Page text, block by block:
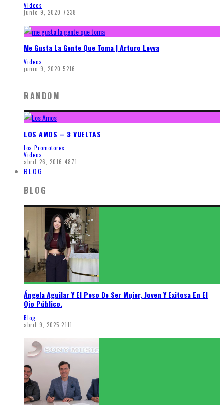
Videos
junio 9, 2020 7238
Me Gusta La Gente Que Toma | Arturo Leyva
Videos
junio 9, 2020 5216
RANDOM
LOS AMOS – 3 VUELTAS
Los Promotores
Videos
abril 26, 2016 4871
BLOG
BLOG
Ángela Aguilar Y El Peso De Ser Mujer, Joven Y Exitosa En El
Ojo Público.
Blog
abril 9, 2025 2111